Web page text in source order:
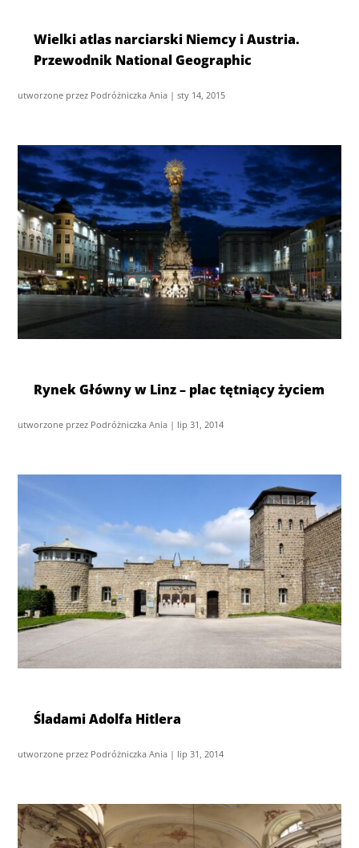
Wielki atlas narciarski Niemcy i Austria.
Przewodnik National Geographic
utworzone przez Podróżniczka Ania |sty 14, 2015
Rynek Główny w Linz – plac tętniący życiem
utworzone przez Podróżniczka Ania | lip 31, 2014
Śladami Adolfa Hitlera
utworzone przez Podróżniczka Ania | lip 31, 2014